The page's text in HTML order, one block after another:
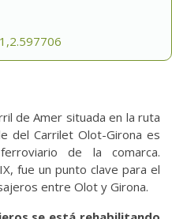
de Amer situada en la ruta
del Carrilet Olot-Girona es
de la comarca.
fue un punto clave para el
entre Olot y Girona.